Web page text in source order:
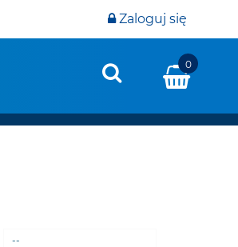
Zaloguj się
0
--